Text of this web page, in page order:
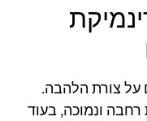
על צורת הלהבה.
ונמוכה, בעוד